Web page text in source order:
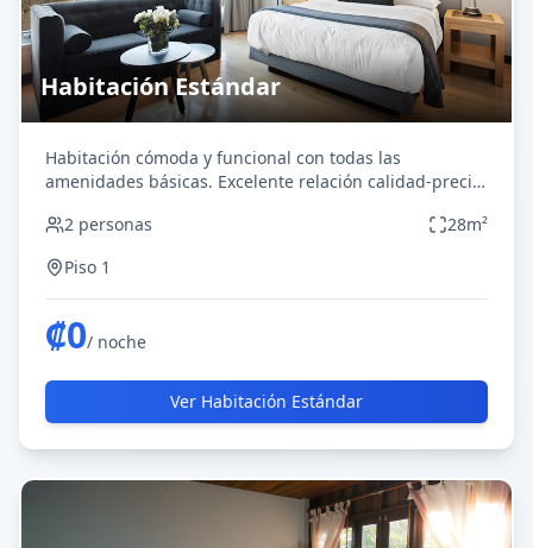
Habitación Estándar
Habitación cómoda y funcional con todas las
amenidades básicas. Excelente relación calidad-precio
2 personas 28m²
Piso 1
₡0/ noche
Ver Habitación Estándar